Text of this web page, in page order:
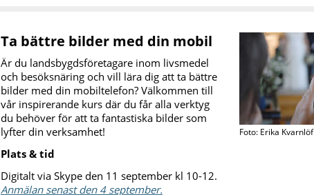
Foto: Erika Kvarnlöf
Ta bättre bilder med din mobil
Är du landsbygdsföretagare inom livsmedel
och besöksnäring och vill lära dig att ta bättre
bilder med din mobiltelefon? Välkommen till
vår inspirerande kurs där du får alla verktyg
du behöver för att ta fantastiska bilder som
lyfter din verksamhet!
Plats & tid
Digitalt via Skype den 11 september kl 10-12.
Anmälan senast den 4 september.